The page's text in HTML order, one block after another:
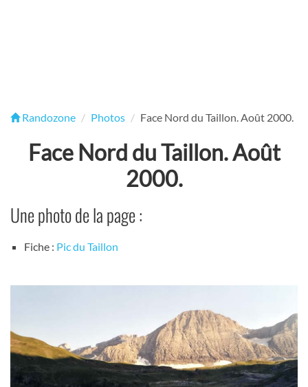
Randozone Photos Face Nord du Taillon. Août 2000.
Face Nord du Taillon. Août
2000.
Une photo de la page :
Fiche : Pic du Taillon